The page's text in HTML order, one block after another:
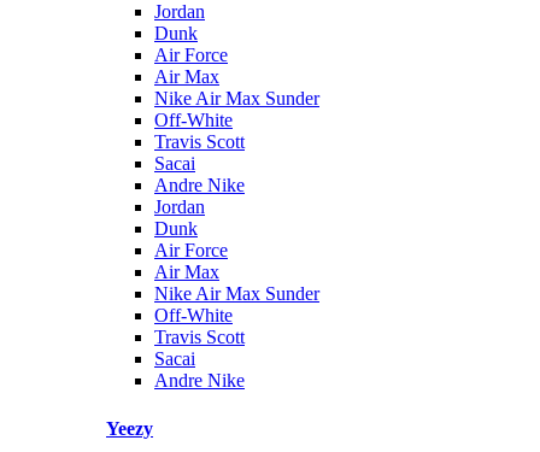
Jordan
Dunk
Air Force
Air Max
Nike Air Max Sunder
Off-White
Travis Scott
Sacai
Andre Nike
Jordan
Dunk
Air Force
Air Max
Nike Air Max Sunder
Off-White
Travis Scott
Sacai
Andre Nike
Yeezy